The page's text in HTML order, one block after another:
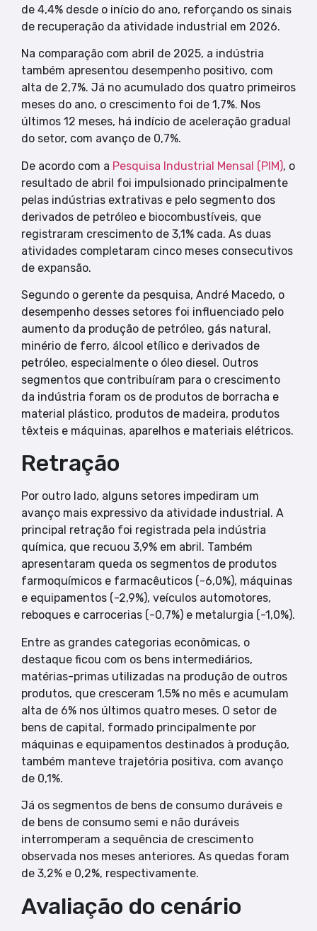
de 4,4% desde o início do ano, reforçando os sinais
de recuperação da atividade industrial em 2026.
Na comparação com abril de 2025, a indústria
também apresentou desempenho positivo, com
alta de 2,7%. Já no acumulado dos quatro primeiros
meses do ano, o crescimento foi de 1,7%. Nos
últimos 12 meses, há indício de aceleração gradual
do setor, com avanço de 0,7%.
De acordo com a Pesquisa Industrial Mensal (PIM), o
resultado de abril foi impulsionado principalmente
pelas indústrias extrativas e pelo segmento dos
derivados de petróleo e biocombustíveis, que
registraram crescimento de 3,1% cada. As duas
atividades completaram cinco meses consecutivos
de expansão.
Segundo o gerente da pesquisa, André Macedo, o
desempenho desses setores foi influenciado pelo
aumento da produção de petróleo, gás natural,
minério de ferro, álcool etílico e derivados de
petróleo, especialmente o óleo diesel. Outros
segmentos que contribuíram para o crescimento
da indústria foram os de produtos de borracha e
material plástico, produtos de madeira, produtos
têxteis e máquinas, aparelhos e materiais elétricos.
Retração
Por outro lado, alguns setores impediram um
avanço mais expressivo da atividade industrial. A
principal retração foi registrada pela indústria
química, que recuou 3,9% em abril. Também
apresentaram queda os segmentos de produtos
farmoquímicos e farmacêuticos (-6,0%), máquinas
e equipamentos (-2,9%), veículos automotores,
reboques e carrocerias (-0,7%) e metalurgia (-1,0%).
Entre as grandes categorias econômicas, o
destaque ficou com os bens intermediários,
matérias-primas utilizadas na produção de outros
produtos, que cresceram 1,5% no mês e acumulam
alta de 6% nos últimos quatro meses. O setor de
bens de capital, formado principalmente por
máquinas e equipamentos destinados à produção,
também manteve trajetória positiva, com avanço
de 0,1%.
Já os segmentos de bens de consumo duráveis e
de bens de consumo semi e não duráveis
interromperam a sequência de crescimento
observada nos meses anteriores. As quedas foram
de 3,2% e 0,2%, respectivamente.
Avaliação do cenário